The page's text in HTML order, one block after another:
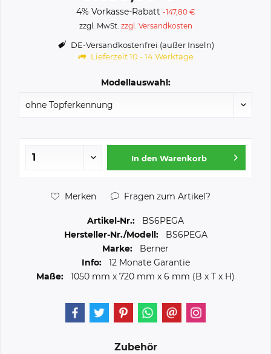
4% Vorkasse-Rabatt -147,80 €
zzgl. MwSt. zzgl. Versandkosten
DE-Versandkostenfrei (außer Inseln)
Lieferzeit 10 - 14 Werktage
Modellauswahl:
In den Warenkorb
Merken Fragen zum Artikel?
Artikel-Nr.:
BS6PEGA
Hersteller-Nr./Modell:
BS6PEGA
Marke:
Berner
Info:
12 Monate Garantie
Maße:
1050 mm x 720 mm x 6 mm (B x T x H)
Zubehör